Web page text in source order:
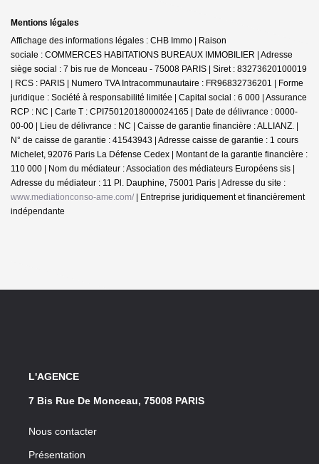
Mentions légales
Affichage des informations légales : CHB Immo | Raison
sociale : COMMERCES HABITATIONS BUREAUX IMMOBILIER | Adresse
siège social : 7 bis rue de Monceau - 75008 PARIS | Siret : 83273620100019
| RCS : PARIS | Numero TVA Intracommunautaire : FR96832736201 | Forme
juridique : Société à responsabilité limitée | Capital social : 6 000 | Assurance
RCP : NC | Carte T : CPI75012018000024165 | Date de délivrance : 0000-
00-00 | Lieu de délivrance : NC | Caisse de garantie financière : ALLIANZ. |
N° de caisse de garantie : 41543943 | Adresse caisse de garantie : 1 cours
Michelet, 92076 Paris La Défense Cedex | Montant de la garantie financière :
110 000 | Nom du médiateur : Association des médiateurs Européens sis |
Adresse du médiateur : 11 Pl. Dauphine, 75001 Paris | Adresse du site :
www.mediationconso-ame.com/ | Entreprise juridiquement et financièrement
indépendante
L'AGENCE
7 Bis Rue De Monceau, 75008 PARIS
Nous contacter
Présentation